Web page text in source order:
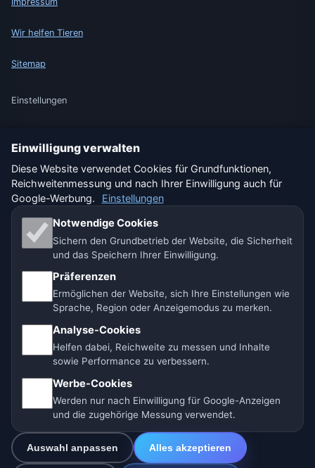
Wir helfen Tieren
Sitemap
Einstellungen
🇨🇭 Wetter Schweiz
Unsere Wetterseiten:
🇨🇿 Tschechien 🇭🇷 Kroatien 🇧🇬 Bulgarien
🇩🇪🇦🇹🇨🇭 Deutschland / Österreich / Schweiz
🌎 Lateinamerika und Spanien 🇮🇳 Süd- und Südostasien
Betreiber: Spolek Minizoo.cz z.s. | Vereins-Nr.:
info@vorhersage.online
© 2026 Vorhersage Online · Daten: Open-Meteo (ECMWF, ICON) ·
BrightSky (DWD) · OpenWeatherMap · Warnungen: DWD
Einwilligung verwalten
Diese Website verwendet Cookies für Grundfunktionen,
Reichweitenmessung und nach Ihrer Einwilligung auch für
Google-Werbung.
Einstellungen
Notwendige Cookies
Sichern den Grundbetrieb der Website, die Sicherheit
und das Speichern Ihrer Einwilligung.
Präferenzen
Ermöglichen der Website, sich Ihre Einstellungen wie
Sprache, Region oder Anzeigemodus zu merken.
Analyse-Cookies
Helfen dabei, Reichweite zu messen und Inhalte
sowie Performance zu verbessern.
Werbe-Cookies
Werden nur nach Einwilligung für Google-Anzeigen
und die zugehörige Messung verwendet.
Auswahl anpassen Alles akzeptieren